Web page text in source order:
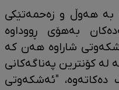
بە هەوڵ و زەحمەتێکی
بەهۆی ڕووداوە
شاراوە هەن کە
لە کۆنترین پەناگەکانی
"ئەشکەوتی